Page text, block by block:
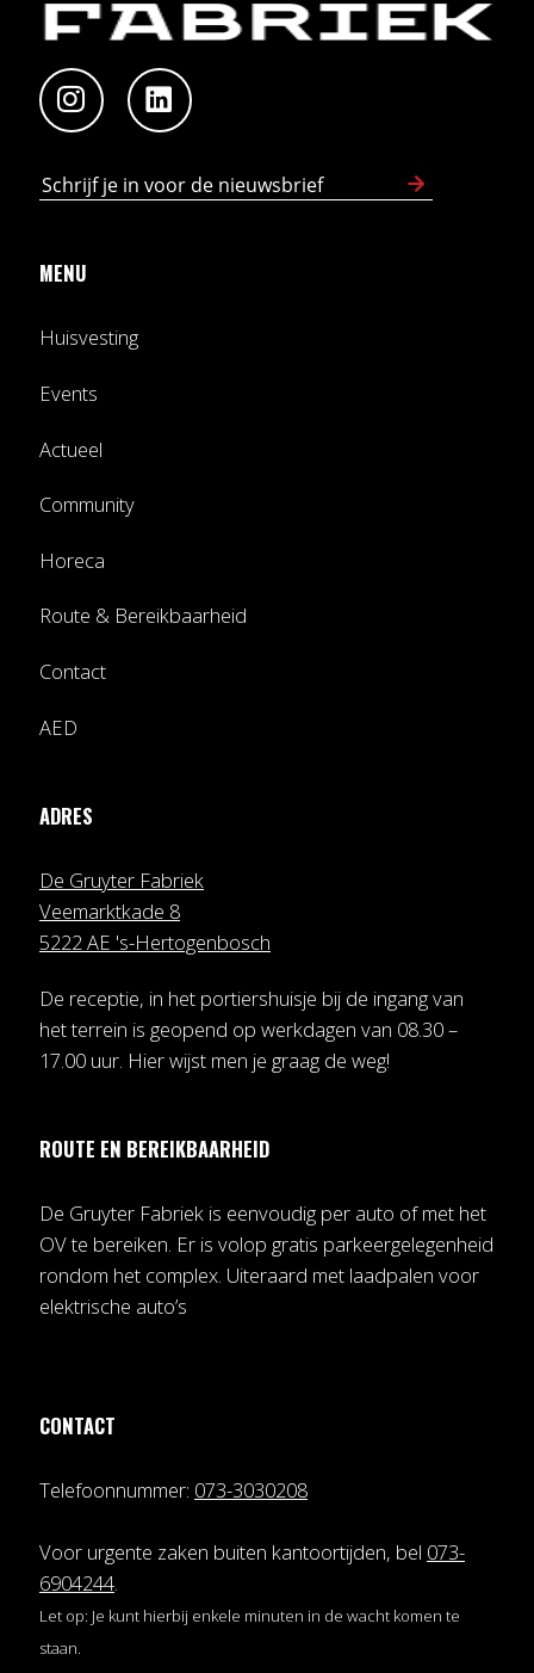
MENU
Huisvesting
Events
Actueel
Community
Horeca
Route & Bereikbaarheid
Contact
AED
ADRES
De Gruyter Fabriek
Veemarktkade 8
5222 AE 's-Hertogenbosch
De receptie, in het portiershuisje bij de ingang van
het terrein is geopend op werkdagen van 08.30 –
17.00 uur. Hier wijst men je graag de weg!
ROUTE EN BEREIKBAARHEID
De Gruyter Fabriek is eenvoudig per auto of met het
OV te bereiken. Er is volop gratis parkeergelegenheid
rondom het complex. Uiteraard met laadpalen voor
elektrische auto’s
CONTACT
Telefoonnummer: 073-3030208
Voor urgente zaken buiten kantoortijden, bel 073-
6904244.
Let op: Je kunt hierbij enkele minuten in de wacht komen te
staan.